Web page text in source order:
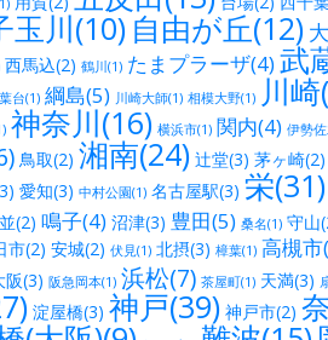
玉川(10) 自由が丘(12)
西馬込(2) 鶴川(1) たまプラーザ(4)武
台(1) 綱島(5) 川崎大師(1) 相模大野(1) 川
神奈川(16) 横浜市(1) 関内(4) 伊勢
鳥取(2) 湘南(24) 辻堂(3) 茅ヶ崎(2)
愛知(3) 中村公園(1) 名古屋駅(3) 栄(31)
(2) 鳴子(4) 沼津(3) 豊田(5) 桑名(1) 守山
市(2) 安城(2) 伏見(1) 北摂(3) 樟葉(1) 高槻市
阪(3) 阪急岡本(1) 浜松(7) 茶屋町(1) 天満(3)
淀屋橋(3) 神戸(39) 神戸市(2)